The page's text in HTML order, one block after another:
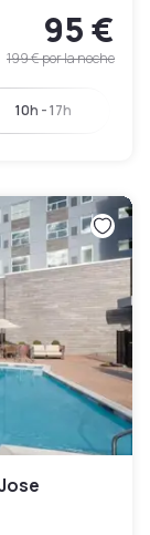
95 €
199 €por la noche
10h - 17h